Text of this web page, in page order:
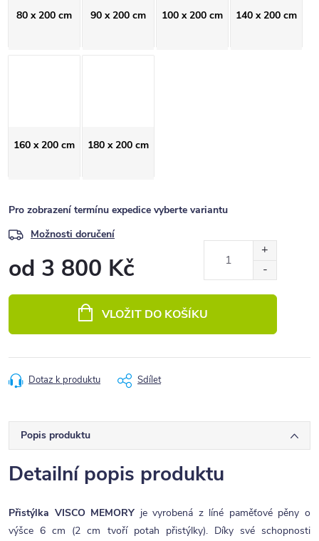
80 x 200 cm 90 x 200 cm 100 x 200 cm 140 x 200 cm
160 x 200 cm 180 x 200 cm
Pro zobrazení termínu expedice vyberte variantu
Možnosti doručení
od 3 800 Kč
VLOŽIT DO KOŠÍKU
Dotaz k produktu Sdílet
Popis produktu
Detailní popis produktu
Přistýlka VISCO MEMORY je vyrobená z líné paměťové pěny o
výšce 6 cm (2 cm tvoří potah přistýlky). Díky své schopnosti